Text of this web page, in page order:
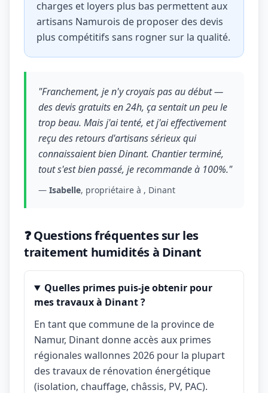
charges et loyers plus bas permettent aux
artisans Namurois de proposer des devis
plus compétitifs sans rogner sur la qualité.
"Franchement, je n'y croyais pas au début —
des devis gratuits en 24h, ça sentait un peu le
trop beau. Mais j'ai tenté, et j'ai effectivement
reçu des retours d'artisans sérieux qui
connaissaient bien Dinant. Chantier terminé,
tout s'est bien passé, je recommande à 100%."
— Isabelle, propriétaire à , Dinant
❓ Questions fréquentes sur les
traitement humidités à Dinant
Quelles primes puis-je obtenir pour
mes travaux à Dinant ?
En tant que commune de la province de
Namur, Dinant donne accès aux primes
régionales wallonnes 2026 pour la plupart
des travaux de rénovation énergétique
(isolation, chauffage, châssis, PV, PAC).